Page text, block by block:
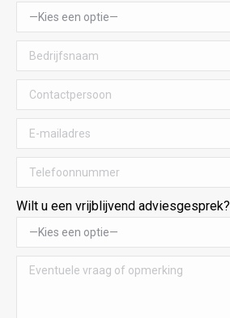
Wilt u een vrijblijvend adviesgesprek?